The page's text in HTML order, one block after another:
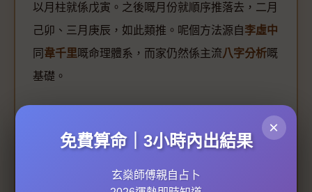
以月柱就係戊寅。之後嘅月份就順序推落去，二月
己卯、三月庚辰，如此類推。呢個方法源自李虛中
同 韋千里嘅命理體系，而家仍然係主流八字分析嘅
基礎。
月柱代表一個人嘅「提綱」，即係成個命局嘅框
強弱來判斷。例如月柱係火旺，而八字入面金弱，
×
免費算命｜3小時內出結果
玄燊師傅親自占卜